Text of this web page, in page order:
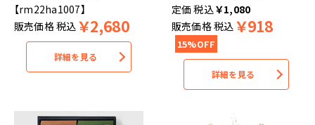
【rm22ha1007】
販売価格税込 ￥2,680
詳細を見る
税込￥1,080
販売価格税込 ￥918
15%OFF
詳細を見る